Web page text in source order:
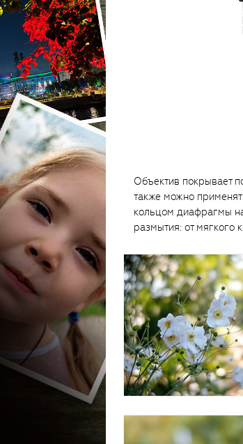
Объектив покрывает
также можно
кольцом диафрагмы
размытия: от мягкого